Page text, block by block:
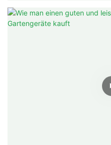
Gartenarbeiter und Werkstätten
Vergasers Zeit, Geld und Ärger